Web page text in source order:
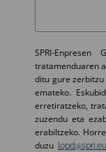
SPRI-Enpresen
tratamenduaren
ditu gure
emateko.
erretiratzeko,
zuzendu eta
erabiltzeko.
duzu